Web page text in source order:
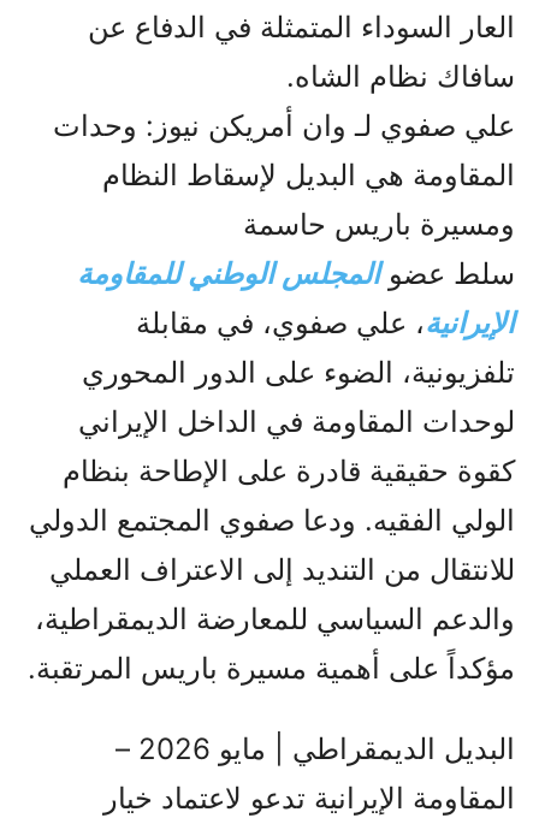
العار السوداء المتمثلة في الدفاع عن
سافاك نظام الشاه.
علي صفوي لـ وان أمريكن نيوز: وحدات
المقاومة هي البديل لإسقاط النظام
ومسيرة باريس حاسمة
سلط عضوالمجلس الوطني للمقاومة
الإيرانية، علي صفوي، في مقابلة
تلفزيونية، الضوء على الدور المحوري
لوحدات المقاومة في الداخل الإيراني
كقوة حقيقية قادرة على الإطاحة بنظام
الولي الفقيه. ودعا صفوي المجتمع الدولي
للانتقال من التنديد إلى الاعتراف العملي
والدعم السياسي للمعارضة الديمقراطية،
مؤكداً على أهمية مسيرة باريس المرتقبة.
البديل الديمقراطي | مايو 2026 –
المقاومة الإيرانية تدعو لاعتماد خيار